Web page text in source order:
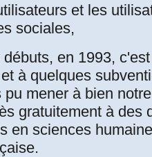
Directeur
et les
sociales,
en 1993,
à quelques
pu mener à bien
gratuitement à des
en sciences